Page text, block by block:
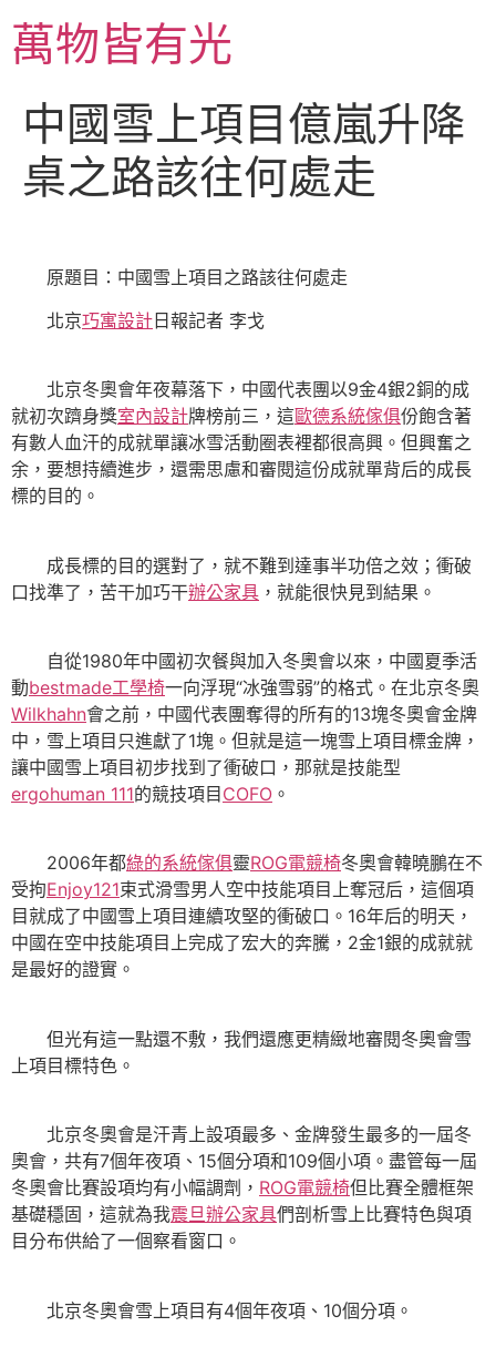
主萬物皆有光
中國雪上項目億嵐升降
桌之路該往何處走
原題目：中國雪上項目之路該往何處走
北京巧寓設計日報記者 李戈
北京冬奧會年夜幕落下，中國代表團以9金4銀2銅的成
就初次躋身獎室內設計牌榜前三，這歐德系統傢俱份飽含著
有數人血汗的成就單讓冰雪活動圈表裡都很高興。但興奮之
余，要想持續進步，還需思慮和審閱這份成就單背后的成長
標的目的。
成長標的目的選對了，就不難到達事半功倍之效；衝破
口找準了，苦干加巧干辦公家具 ，就能很快見到結果。
自從1980年中國初次餐與加入冬奧會以來，中國夏季活
動bestmade工學椅一向浮現“冰強雪弱”的格式。在北京冬奧
Wilkhahn會之前，中國代表團奪得的所有的13塊冬奧會金牌
中，雪上項目只進獻了1塊。但就是這一塊雪上項目標金牌，
讓中國雪上項目初步找到了衝破口，那就是技能型
ergohuman 111的競技項目COFO 。
2006年都綠的系統傢俱靈ROG電競椅冬奧會韓曉鵬在不
受拘Enjoy121束式滑雪男人空中技能項目上奪冠后，這個項
目就成了中國雪上項目連續攻堅的衝破口。16年后的明天，
中國在空中技能項目上完成了宏大的奔騰，2金1銀的成就就
是最好的證實。
但光有這一點還不敷，我們還應更精緻地審閱冬奧會雪
上項目標特色。
北京冬奧會是汗青上設項最多、金牌發生最多的一屆冬
奧會，共有7個年夜項、15個分項和109個小項。盡管每一屆
冬奧會比賽設項均有小幅調劑， ROG電競椅但比賽全體框架
基礎穩固，這就為我震旦辦公家具們剖析雪上比賽特色與項
目分布供給了一個察看窗口。
北京冬奧會雪上項目有4個年夜項、10個分項。